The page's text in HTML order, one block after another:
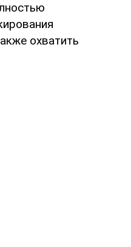
охватить